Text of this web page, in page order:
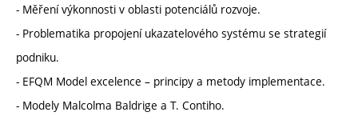
- Měření výkonnosti v oblasti potenciálů rozvoje.
- Problematika propojení ukazatelového systému se strategií
podniku.
- EFQM Model excelence – principy a metody implementace.
- Modely Malcolma Baldrige a T. Contiho.